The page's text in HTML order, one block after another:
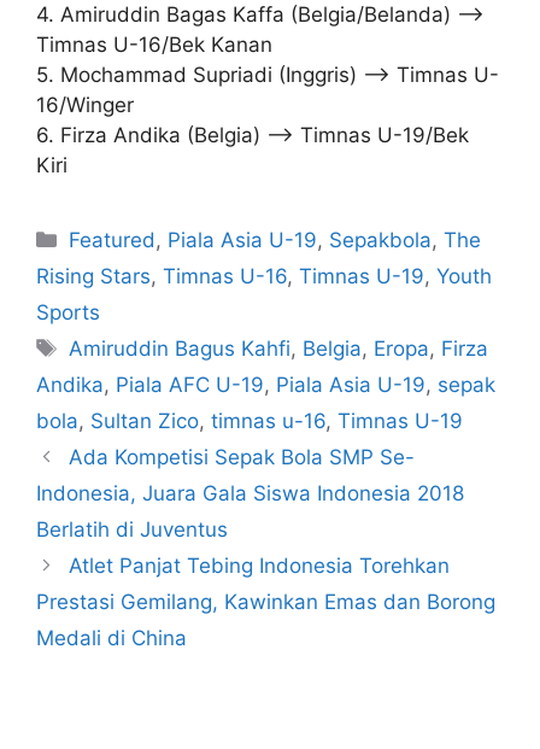
4. Amiruddin Bagas Kaffa (Belgia/Belanda) –>
Timnas U-16/Bek Kanan
5. Mochammad Supriadi (Inggris) –> Timnas U-
16/Winger
6. Firza Andika (Belgia) –> Timnas U-19/Bek
Kiri
Featured , Piala Asia U-19, Sepakbola,The
Rising Stars, Timnas U-16, Timnas U-19, Youth
Sports
Amiruddin Bagus Kahfi, Belgia, Eropa, Firza
Andika, Piala AFC U-19, Piala Asia U-19, sepak
bola, Sultan Zico, timnas u-16, Timnas U-19
Ada Kompetisi Sepak Bola SMP Se-
Indonesia, Juara Gala Siswa Indonesia 2018
Berlatih di Juventus
Atlet Panjat Tebing Indonesia Torehkan
Prestasi Gemilang, Kawinkan Emas dan Borong
Medali di China